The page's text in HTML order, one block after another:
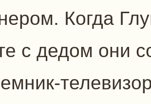
Когда
с дедом они